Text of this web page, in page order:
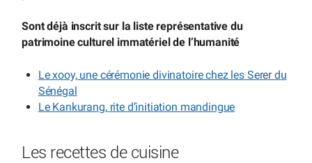
Sont déjà inscrit sur la liste représentative du
patrimoine culturel immatériel de l’humanité
Le xooy, une cérémonie divinatoire chez les Serer du
Sénégal
Le Kankurang, rite d’initiation mandingue
Les recettes de cuisine